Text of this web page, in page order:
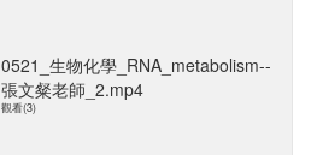
0521_生物化學_RNA_metabolism--
張文粲老師_2.mp4
觀看(3)